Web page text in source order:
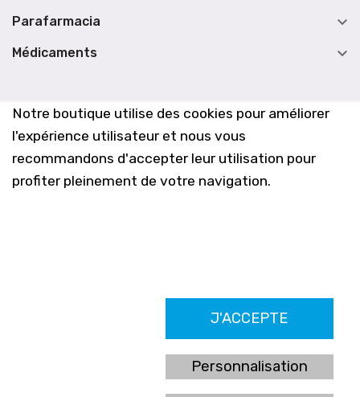
Notre boutique utilise des cookies pour améliorer
l'expérience utilisateur et nous vous
recommandons d'accepter leur utilisation pour
profiter pleinement de votre navigation.
J'ACCEPTE
Personnalisation
Parafarmacia 
Médicaments 
Farmacia Los Altos nº756
Ldo. Alfredo Aparicio Grau 22555408K
N. Col. Colegio Oficial de Farmacéuticos de Alicante 4327
Nº de autorización A-790-F
C/ Moncayo, 97 (Vistalmar) Urb. Los Altos
03185 Torrevieja, Alicante (España)